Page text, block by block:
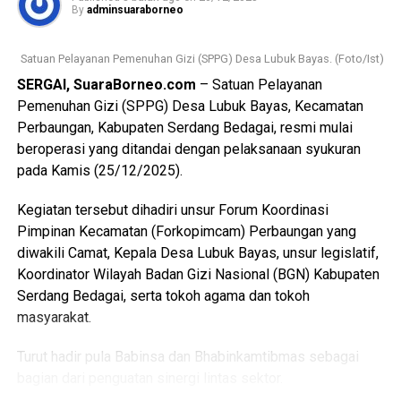
Messenger 0 Twitter/X 0
imbuhnya.
Lanjut dr. Lusi menyampaikan bahwa kebijakan UHC sejalan
dengan imbauan Pemerintah Kabupaten Serdang Bedagai
agar seluruh rumah sakit yang bekerja sama dengan BPJS
Kesehatan dapat memberikan pelayanan kesehatan secara
maksimal dan tanpa diskriminasi kepada seluruh lapisan
masyarakat.
kepastian layanan kesehatan bagi warga Sergai, sekaligus
memperkuat peran RSU Melati Perbaungan sebagai
fasilitas kesehatan rujukan yang profesional, humanis, dan
berorientasi pada pelayanan publik. (Ynr)
Views: 136
Bagikan ke
By adminsuaraborneo
Satuan Pelayanan Pemenuhan Gizi (SPPG) Desa Lubuk Bayas. (Foto/Ist)
SERGAI, SuaraBorneo.com – Satuan Pelayanan
Pemenuhan Gizi (SPPG) Desa Lubuk Bayas, Kecamatan
Perbaungan, Kabupaten Serdang Bedagai, resmi mulai
beroperasi yang ditandai dengan pelaksanaan syukuran
pada Kamis (25/12/2025).
Kegiatan tersebut dihadiri unsur Forum Koordinasi
Pimpinan Kecamatan (Forkopimcam) Perbaungan yang
diwakili Camat, Kepala Desa Lubuk Bayas, unsur legislatif,
Koordinator Wilayah Badan Gizi Nasional (BGN) Kabupaten
Serdang Bedagai, serta tokoh agama dan tokoh
masyarakat.
Turut hadir pula Babinsa dan Bhabinkamtibmas sebagai